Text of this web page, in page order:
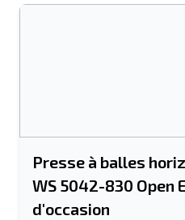
Presse à balles
WS 5042-830 Open
d'occasion